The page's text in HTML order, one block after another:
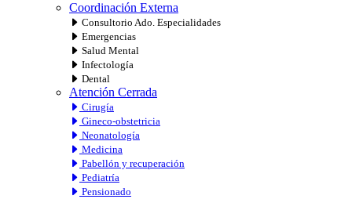
Coordinación Externa
Consultorio Ado. Especialidades
Emergencias
Salud Mental
Infectología
Dental
Atención Cerrada
Cirugía
Gineco-obstetricia
Neonatología
Medicina
Pabellón y recuperación
Pediatría
Pensionado